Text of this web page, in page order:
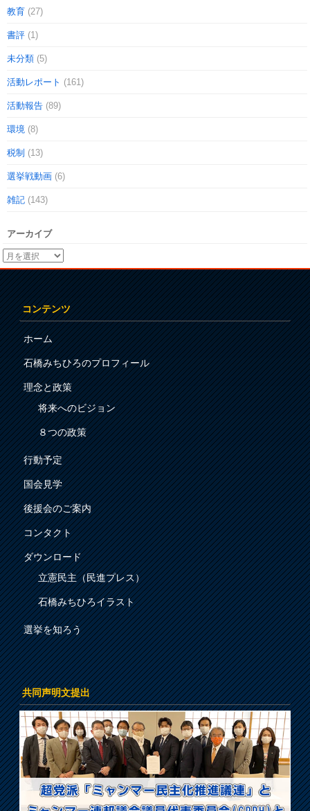
教育 (27)
書評 (1)
未分類 (5)
活動レポート (161)
活動報告 (89)
環境 (8)
税制 (13)
選挙戦動画 (6)
雑記 (143)
アーカイブ
コンテンツ
ホーム
石橋みちひろのプロフィール
理念と政策
将来へのビジョン
８つの政策
行動予定
国会見学
後援会のご案内
コンタクト
ダウンロード
立憲民主（民進プレス）
石橋みちひろイラスト
選挙を知ろう
共同声明文提出